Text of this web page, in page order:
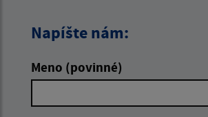
Napíšte nám:
Meno (povinné)